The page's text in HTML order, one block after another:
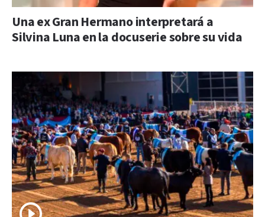
Una ex Gran Hermano interpretará a
Silvina Luna en la docuserie sobre su vida